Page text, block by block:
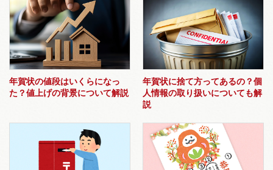
年賀状の値段はいくらになっ
た？値上げの背景について解説
年賀状に捨て方ってあるの？個
人情報の取り扱いについても解
説